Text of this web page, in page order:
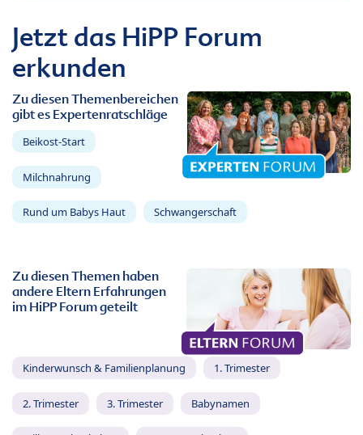
Jetzt das HiPP Forum
erkunden
Zu diesen Themenbereichen
gibt es Expertenratschläge
Beikost-Start
Milchnahrung
Rund um Babys Haut Schwangerschaft
Zu diesen Themen haben
andere Eltern Erfahrungen
im HiPP Forum geteilt
Kinderwunsch & Familienplanung 1. Trimester
2. Trimester 3. Trimester Babynamen